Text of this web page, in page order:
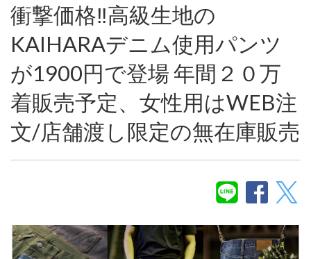
衝撃価格‼高級生地の
KAIHARAデニム使用パンツ
が1900円で登場 年間２０万
着販売予定、女性用はWEB注
文/店舗渡し限定の無在庫販売